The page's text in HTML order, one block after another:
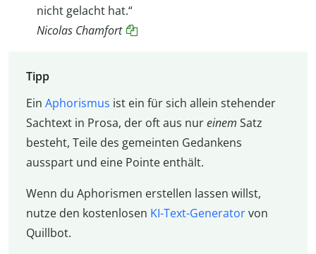
nicht gelacht hat.“
Nicolas Chamfort
Tipp
Ein Aphorismus ist ein für sich allein stehender
Sachtext in Prosa, der oft aus nureinem Satz
besteht, Teile des gemeinten Gedankens
ausspart und eine Pointe enthält.
Wenn du Aphorismen erstellen lassen willst,
nutze den kostenlosen KI-Text-Generatorvon
Quillbot.